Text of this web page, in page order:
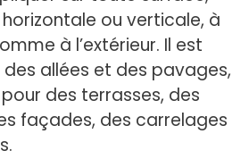
horizontale ou verticale, à
à l’extérieur. Il est
des allées et des pavages,
des terrasses, des
façades, des carrelages